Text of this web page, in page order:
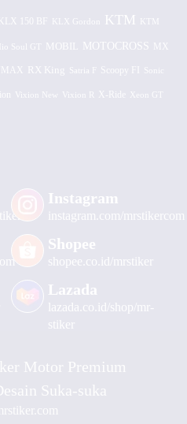
KLX 150 BF KLX Gordon KTM KTM
Soul GT MOBIL MOTOCROSS MX
RX King Satria F Scoopy FI Sonic
Vixion New Vixion R X-Ride Xeon GT
Instagram
instagram.com/mrstikercom
Shopee
shopee.co.id/mrstiker
Lazada
lazada.co.id/shop/mr-
stiker
Motor Premium
Suka-suka